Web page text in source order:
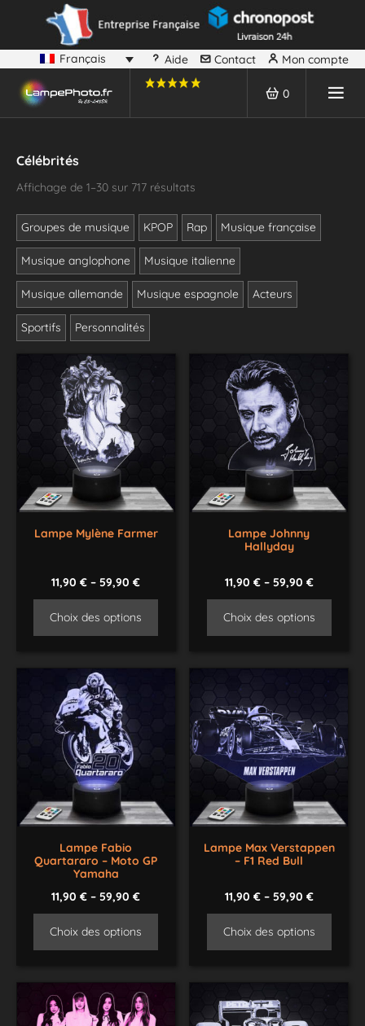
Français Aide Contact Mon compte
0
Célébrités
Affichage de 1–30 sur 717 résultats
Groupes de musique KPOP Rap Musique française
Musique anglophone Musique italienne
Musique allemande Musique espagnole Acteurs
Sportifs Personnalités
Lampe Mylène Farmer
11,90€ –59,90€
Choix des options
Lampe Johnny
Hallyday
11,90 €– 59,90 €
Choix des options
Lampe Fabio
Quartararo – Moto GP
Yamaha
11,90€ –59,90€
Choix des options
Lampe Max Verstappen
– F1 Red Bull
11,90 €– 59,90 €
Choix des options